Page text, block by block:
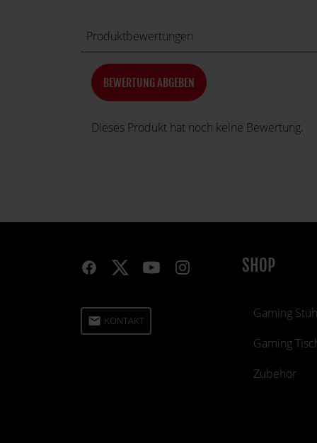
Produktbewertungen
BEWERTUNG ABGEBEN
Dieses Produkt hat noch keine Bewertung.
email KONTAKT
SHOP
Gaming
Gaming
Zubehör